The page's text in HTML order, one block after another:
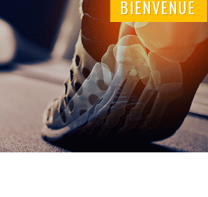
BIENVENUE